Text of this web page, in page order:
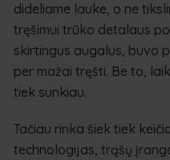
dideliame lauke, o ne
tręšimui trūko detalaus
skirtingus augalus, buvo
per mažai tręšti. Be to,
tiek sunkiau.
Tačiau rinka šiek tiek
technologijas, trąšų